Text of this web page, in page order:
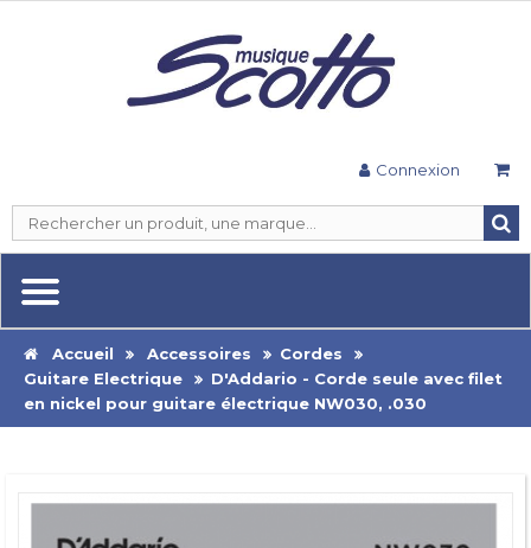
Connexion
Accueil Accessoires
Cordes
Guitare Electrique
D'Addario - Corde seule avec filet
en nickel pour guitare électrique NW030, .030